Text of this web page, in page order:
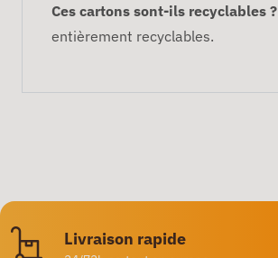
Ces cartons sont-ils recyclables ?
entièrement recyclables.
Livraison rapide